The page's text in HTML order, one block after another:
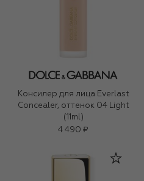
Консилер для лица Everlast
Concealer, оттенок 04 Light
(11ml)
4 490 ₽